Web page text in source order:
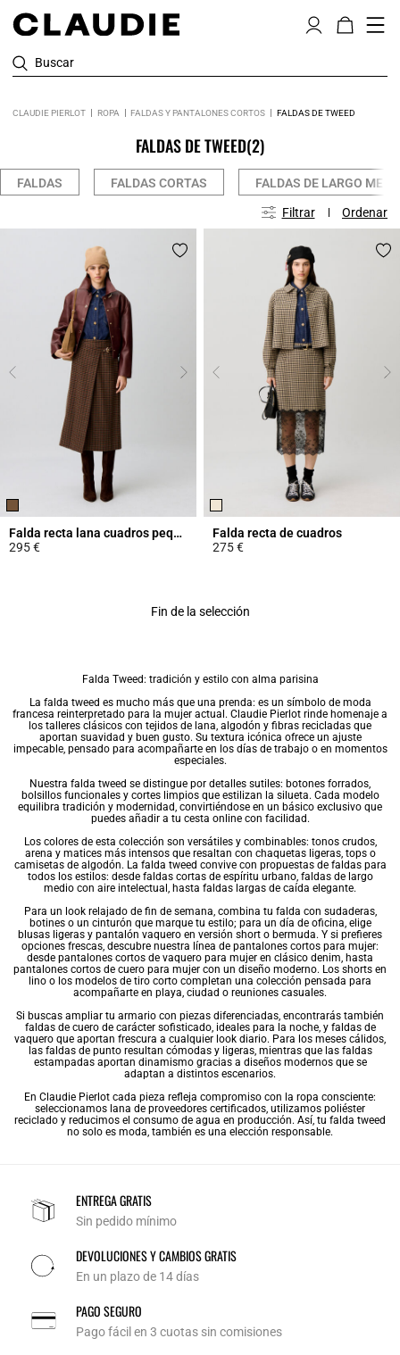
Buscar
CLAUDIE PIERLOT ROPA FALDAS Y PANTALONES CORTOS FALDAS DE TWEED
FALDAS DE TWEED(2)
FALDAS FALDAS CORTAS FALDAS DE LARGO
Filtrar Ordenar
Falda recta lana cuadros pequeños
295 €
Falda recta de cuadros
275 €
Fin de la selección
Falda Tweed: tradición y estilo con alma parisina
La falda tweed es mucho más que una prenda: es un símbolo de moda
francesa reinterpretado para la mujer actual. Claudie Pierlot rinde homenaje a
los talleres clásicos con tejidos de lana, algodón y fibras recicladas que
aportan suavidad y buen gusto. Su textura icónica ofrece un ajuste
impecable, pensado para acompañarte en los días de trabajo o en momentos
especiales.
Nuestra falda tweed se distingue por detalles sutiles: botones forrados,
bolsillos funcionales y cortes limpios que estilizan la silueta. Cada modelo
equilibra tradición y modernidad, convirtiéndose en un básico exclusivo que
puedes añadir a tu cesta online con facilidad.
Los colores de esta colección son versátiles y combinables: tonos crudos,
arena y matices más intensos que resaltan con chaquetas ligeras, tops o
camisetas de algodón. La falda tweed convive con propuestas de faldas para
todos los estilos: desde faldas cortasde espíritu urbano, faldas de largo
medio con aire intelectual, hasta faldas largas de caída elegante.
Para un look relajado de fin de semana, combina tu falda con sudaderas,
botines o un cinturón que marque tu estilo; para un día de oficina, elige
blusas ligeras y pantalón vaquero en versión short o bermuda. Y si prefieres
opciones frescas, descubre nuestra línea de pantalones cortos para mujer:
desde pantalones cortos de vaquero para mujer en clásico denim, hasta
pantalones cortos de cuero para mujer con un diseño moderno. Los shorts en
lino o los modelos de tiro corto completan una colección pensada para
acompañarte en playa, ciudad o reuniones casuales.
Si buscas ampliar tu armario con piezas diferenciadas, encontrarás también
faldas de cuerode carácter sofisticado, ideales para la noche, y faldas de
vaquero que aportan frescura a cualquier look diario. Para los meses cálidos,
las faldas de puntoresultan cómodas y ligeras, mientras que las faldas
estampadasaportan dinamismo gracias a diseños modernos que se
adaptan a distintos escenarios.
En Claudie Pierlot cada pieza refleja compromiso con la ropa consciente:
seleccionamos lana de proveedores certificados, utilizamos poliéster
reciclado y reducimos el consumo de agua en producción. Así, tu falda tweed
no solo es moda, también es una elección responsable.
ENTREGA GRATIS
Sin pedido mínimo
DEVOLUCIONES Y CAMBIOS GRATIS
En un plazo de 14 días
PAGO SEGURO
Pago fácil en 3 cuotas sin comisiones